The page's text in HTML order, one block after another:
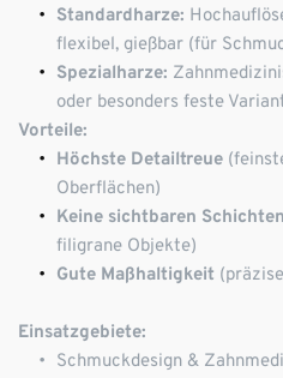
Standardharze:
flexibel, gießbar (für
Spezialharze:
oder besonders feste
Vorteile:
Höchste Detailtreue
Oberflächen)
Keine sichtbaren Schichten
filigrane Objekte)
Gute Maßhaltigkeit
Einsatzgebiete:
Schmuckdesign &